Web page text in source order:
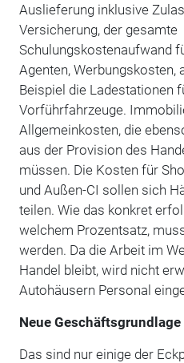
Auslieferung inklusive
Versicherung, der gesamte
Schulungskostenaufwand
Agenten, Werbungskosten,
Beispiel die Ladestationen
Vorführfahrzeuge.
Allgemeinkosten, die
aus der Provision des
müssen. Die Kosten für
und Außen-CI sollen sich
teilen. Wie das konkret
welchem Prozentsatz,
werden. Da die Arbeit im
Handel bleibt, wird nicht
Autohäusern Personal
Neue Geschäftsgrundlage
Das sind nur einige der